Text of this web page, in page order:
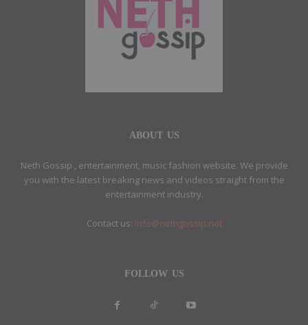
ABOUT US
Neth Gossip , entertainment, music fashion website. We provide
you with the latest breaking news and videos straight from the
entertainment industry.
Contact us: info@nethgossip.net
FOLLOW US